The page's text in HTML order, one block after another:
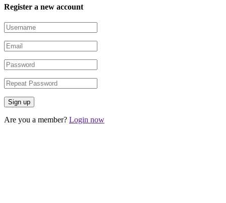
Register a new account
Are you a member? Login now